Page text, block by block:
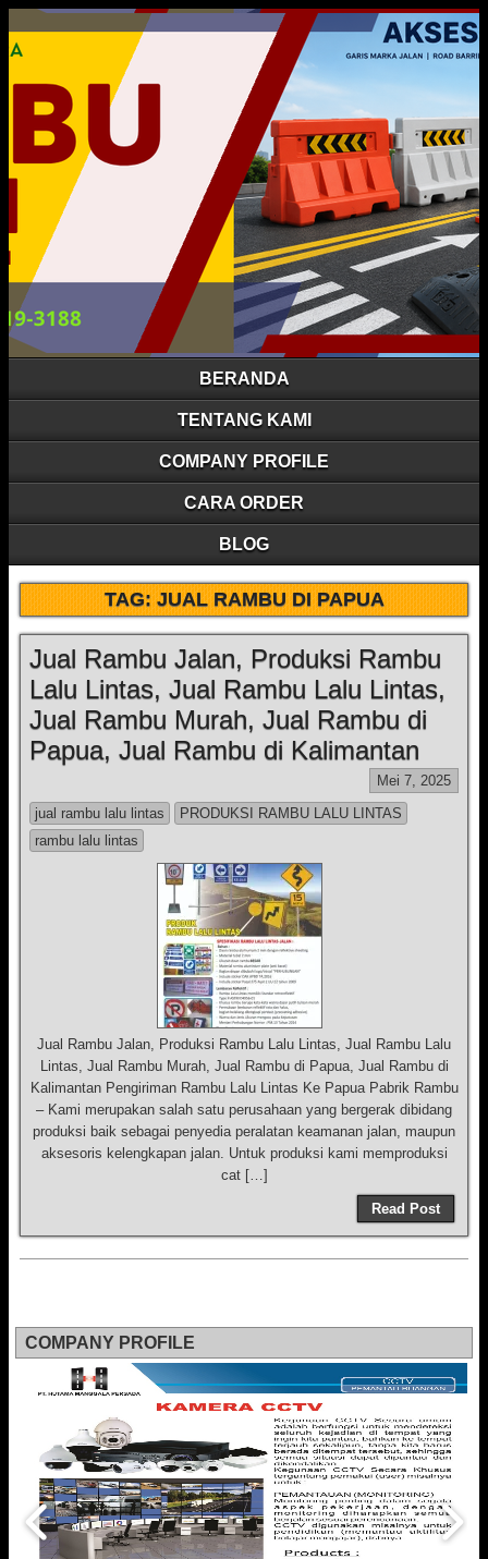
BERANDA
TENTANG KAMI
COMPANY PROFILE
CARA ORDER
BLOG
TAG:JUAL RAMBU DI PAPUA
Jual Rambu Jalan, Produksi Rambu
Lalu Lintas, Jual Rambu Lalu Lintas,
Jual Rambu Murah, Jual Rambu di
Papua, Jual Rambu di Kalimantan
Mei 7, 2025
jual rambu lalu lintas
PRODUKSI RAMBU LALU LINTAS
rambu lalu lintas
Jual Rambu Jalan, Produksi Rambu Lalu Lintas, Jual Rambu Lalu
Lintas, Jual Rambu Murah, Jual Rambu di Papua, Jual Rambu di
Kalimantan Pengiriman Rambu Lalu Lintas Ke Papua Pabrik Rambu
– Kami merupakan salah satu perusahaan yang bergerak dibidang
produksi baik sebagai penyedia peralatan keamanan jalan, maupun
aksesoris kelengkapan jalan. Untuk produksi kami memproduksi
cat […]
Read Post
COMPANY PROFILE